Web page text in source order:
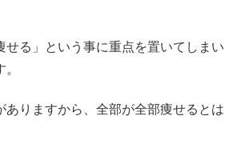
せる」という事に重点を置いてしまい
ありますから、全部が全部痩せるとは